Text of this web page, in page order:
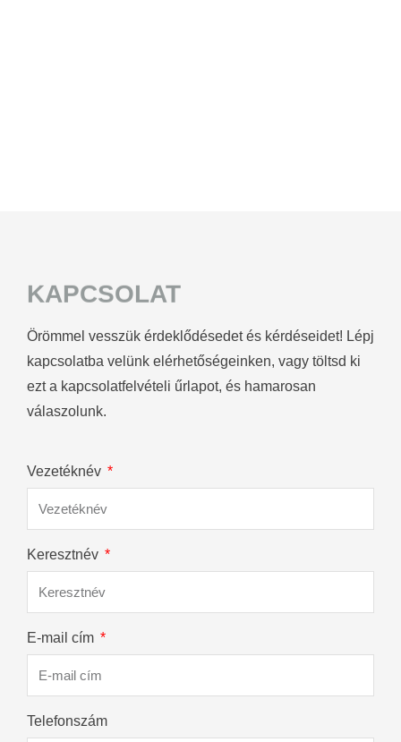
KAPCSOLAT
Örömmel vesszük érdeklődésedet és kérdéseidet! Lépj
kapcsolatba velünk elérhetőségeinken, vagy töltsd ki
ezt a kapcsolatfelvételi űrlapot, és hamarosan
válaszolunk.
Vezetéknév
Keresztnév
E-mail cím
Telefonszám